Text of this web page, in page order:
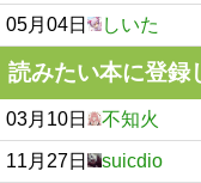
05月04日 しいた
読みたい本に登録
03月10日 不知火
11月27日 suicdio